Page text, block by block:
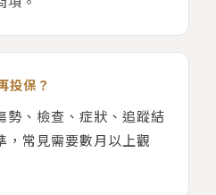
投保？
勢、檢查、症狀、追蹤結
，常見需要數月以上觀